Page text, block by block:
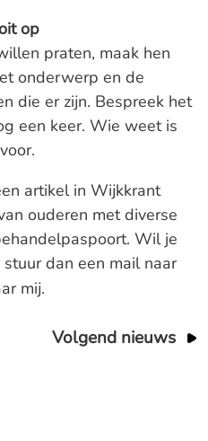
op
praten, maak hen
onderwerp en de
die er zijn. Bespreek het
een keer. Wie weet is
artikel in Wijkkrant
ouderen met diverse
Wil je
dan een mail naar
mij.
Volgend nieuws